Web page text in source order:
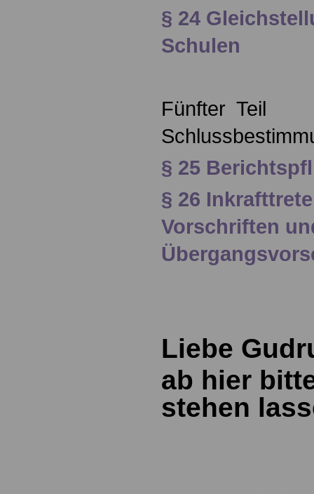
§ 24
Schulen
Fünfter Teil
§ 25
§ 26
Vorschriften
Liebe
ab hier
stehen